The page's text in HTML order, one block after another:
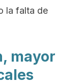
la falta de
mayor